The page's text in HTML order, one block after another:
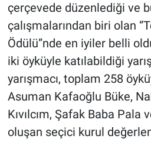
çerçevede düzenlediği ve
çalışmalarından biri olan
Ödülü”nde en iyiler belli
iki öyküyle katılabildiği
yarışmacı, toplam 258
Asuman Kafaoğlu Büke,
Kıvılcım, Şafak Baba Pala
oluşan seçici kurul